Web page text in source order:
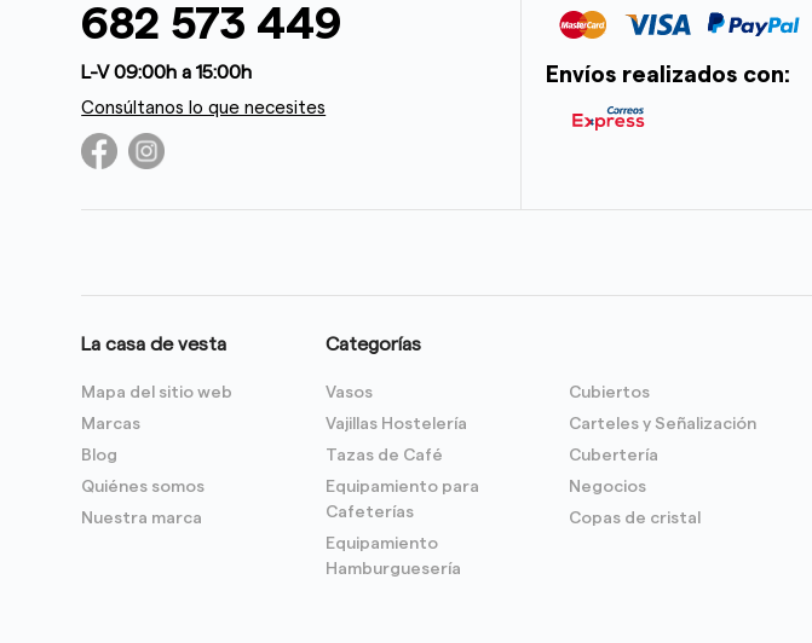
682 573 449
L-V 09:00h a 15:00h
Consúltanos lo que necesites
Envíos realizados con:
La casa de vesta
Mapa del sitio web
Marcas
Blog
Quiénes somos
Nuestra marca
Categorías
Vasos
Vajillas Hostelería
Tazas de Café
Equipamiento para
Cafeterías
Equipamiento
Hamburguesería
Cubiertos
Carteles y Señalización
Cubertería
Negocios
Copas de cristal